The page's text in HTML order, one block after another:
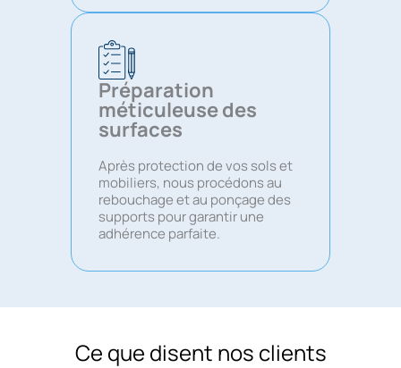
Préparation
méticuleuse des
surfaces
Après protection de vos sols et
mobiliers, nous procédons au
rebouchage et au ponçage des
supports pour garantir une
adhérence parfaite.
Ce que disent nos clients